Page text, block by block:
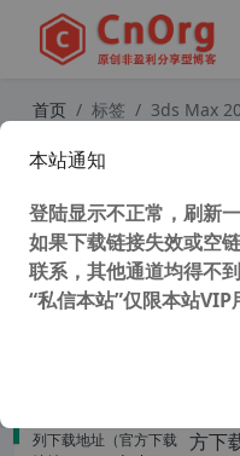
首页 标签 3ds Max
注册机
方下
本站通知
登陆显示不正常，刷新
如果下载链接失效或空
联系，其他通道均得不
“私信本站”仅限本站